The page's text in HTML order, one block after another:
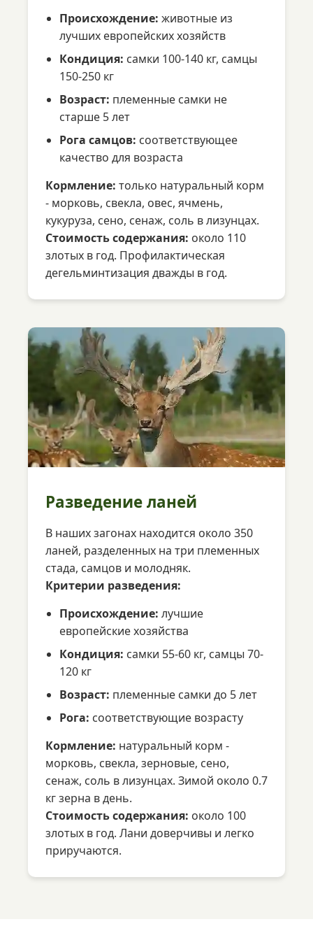
Происхождение: животные из
лучших европейских хозяйств
Кондиция: самки 100-140 кг, самцы
150-250 кг
Возраст: племенные самки не
старше 5 лет
Рога самцов: соответствующее
качество для возраста
Кормление: только натуральный корм
- морковь, свекла, овес, ячмень,
кукуруза, сено, сенаж, соль в лизунцах.
Стоимость содержания: около 110
злотых в год. Профилактическая
дегельминтизация дважды в год.
Разведение ланей
В наших загонах находится около 350
ланей, разделенных на три племенных
стада, самцов и молодняк.
Критерии разведения:
Происхождение: лучшие
европейские хозяйства
Кондиция: самки 55-60 кг, самцы 70-
120 кг
Возраст: племенные самки до 5 лет
Рога: соответствующие возрасту
Кормление: натуральный корм -
морковь, свекла, зерновые, сено,
сенаж, соль в лизунцах. Зимой около 0.7
кг зерна в день.
Стоимость содержания: около 100
злотых в год. Лани доверчивы и легко
приручаются.